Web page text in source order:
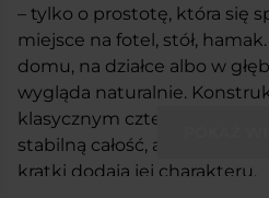
– tylko o prostotę, która się
miejsce na fotel, stół,
domu, na działce albo w
wygląda naturalnie.
klasycznym
stabilną całość, ale to
kratki dodają jej charakteru.